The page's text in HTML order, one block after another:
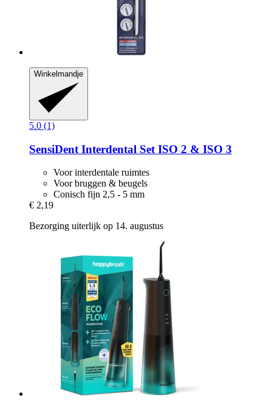
Winkelmandje
5.0 (1)
SensiDent Interdental Set ISO 2 & ISO 3
Voor interdentale ruimtes
Voor bruggen & beugels
Conisch fijn 2,5 - 5 mm
€ 2,19
Bezorging uiterlijk op 14. augustus